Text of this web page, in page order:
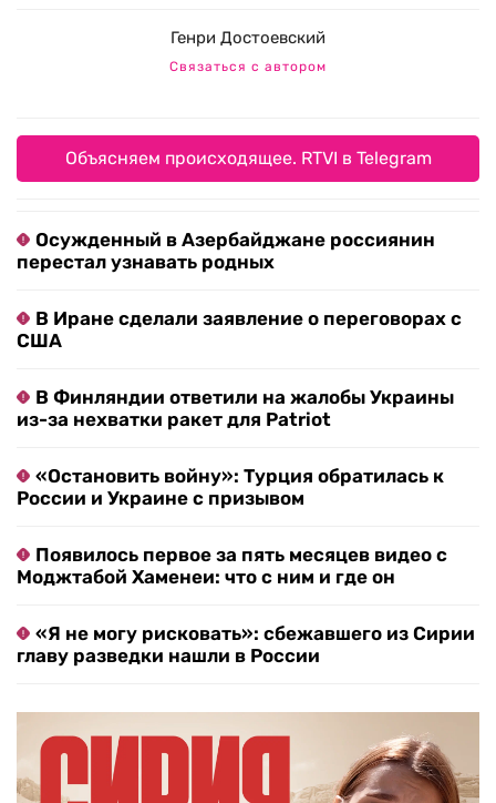
Генри Достоевский
Связаться с автором
Объясняем происходящее. RTVI в Telegram
Осужденный в Азербайджане россиянин
перестал узнавать родных
В Иране сделали заявление о переговорах с
США
В Финляндии ответили на жалобы Украины
из-за нехватки ракет для Patriot
«Остановить войну»: Турция обратилась к
России и Украине с призывом
Появилось первое за пять месяцев видео с
Моджтабой Хаменеи: что с ним и где он
«Я не могу рисковать»: сбежавшего из Сирии
главу разведки нашли в России